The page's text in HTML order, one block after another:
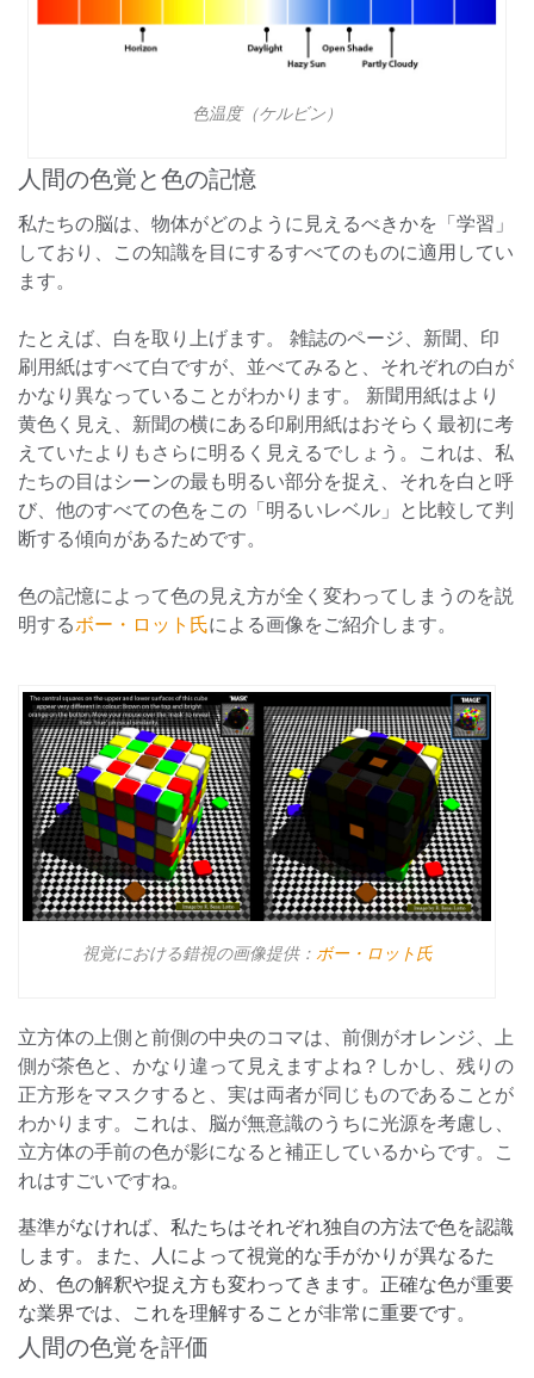
色温度（ケルビン）
人間の色覚と色の記憶
私たちの脳は、物体がどのように見えるべきかを「学習」
しており、この知識を目にするすべてのものに適用してい
ます。
たとえば、白を取り上げます。 雑誌のページ、新聞、印
刷用紙はすべて白ですが、並べてみると、それぞれの白が
かなり異なっていることがわかります。 新聞用紙はより
黄色く見え、新聞の横にある印刷用紙はおそらく最初に考
えていたよりもさらに明るく見えるでしょう。これは、私
たちの目はシーンの最も明るい部分を捉え、それを白と呼
び、他のすべての色をこの「明るいレベル」と比較して判
断する傾向があるためです。
色の記憶によって色の見え方が全く変わってしまうのを説
明するボー・ロット氏による画像をご紹介します。
視覚における錯視の画像提供： ボー・ロット氏
立方体の上側と前側の中央のコマは、前側がオレンジ、上
側が茶色と、かなり違って見えますよね？しかし、残りの
正方形をマスクすると、実は両者が同じものであることが
わかります。これは、脳が無意識のうちに光源を考慮し、
立方体の手前の色が影になると補正しているからです。こ
れはすごいですね。
基準がなければ、私たちはそれぞれ独自の方法で色を認識
します。また、人によって視覚的な手がかりが異なるた
め、色の解釈や捉え方も変わってきます。正確な色が重要
な業界では、これを理解することが非常に重要です。
人間の色覚を評価